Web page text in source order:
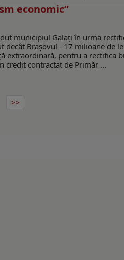
economic”
municipiul Galați în urma
decât Brașovul - 17 milioane de
extraordinară, pentru a rectifica
credit contractat de Primăr ...